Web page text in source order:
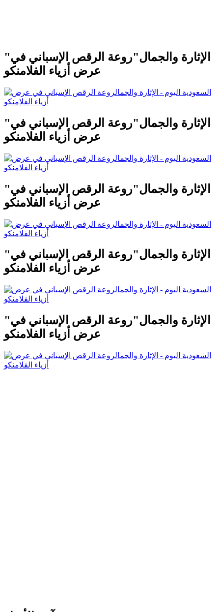
"الإثارة والجمال"روعة الرقص الإسباني في
عرض أزياء الفلامنكو
"الإثارة والجمال"روعة الرقص الإسباني في
عرض أزياء الفلامنكو
"الإثارة والجمال"روعة الرقص الإسباني في
عرض أزياء الفلامنكو
"الإثارة والجمال"روعة الرقص الإسباني في
عرض أزياء الفلامنكو
"الإثارة والجمال"روعة الرقص الإسباني في
عرض أزياء الفلامنكو